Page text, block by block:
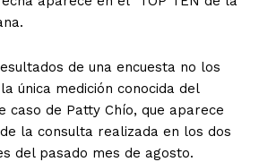
de una encuesta no los
única medición conocida del
caso de Patty Chío, que aparece
la consulta realizada en los dos
del pasado mes de agosto.